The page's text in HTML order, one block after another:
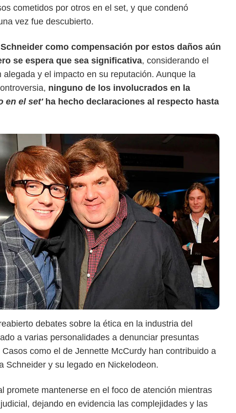
cometidos por otros en el set, y que condenó
vez fue descubierto.
como compensación por estos daños aún
se espera que sea significativa, considerando el
y el impacto en su reputación. Aunque la
ninguno de los involucrados en la
en el set' ha hecho declaraciones al respecto hasta
debates sobre la ética en la industria del
a varias personalidades a denunciar presuntas
como el de Jennette McCurdy han contribuido a
Schneider y su legado en Nickelodeon.
promete mantenerse en el foco de atención mientras
dejando en evidencia las complejidades y las